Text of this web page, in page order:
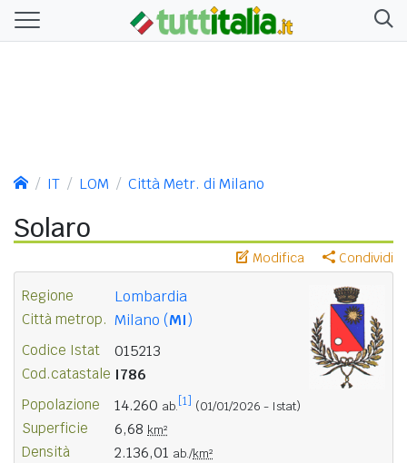
IT LOM Città Metr. di Milano
Solaro
Modifica Condividi
Regione Lombardia
Città metrop. Milano (MI)
Codice Istat 015213
Cod.catastale I786
Popolazione 14.260 ab. [1] (01/01/2026 - Istat)
Superficie 6,68 km²
Densità 2.136,01 ab./km²